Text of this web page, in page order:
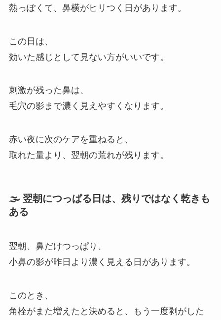
熱っぽくて、鼻横がヒリつく日があります。
この日は、
効いた感じとして見ない方がいいです。
刺激が残った鼻は、
毛穴の影まで濃く見えやすくなります。
赤い夜に次のケアを重ねると、
取れた量より、翌朝の荒れが残ります。
🌫 翌朝につっぱる日は、残りではなく乾きも
ある
翌朝、鼻だけつっぱり、
小鼻の影が昨日より濃く見える日があります。
このとき、
角栓がまた増えたと決めると、もう一度剥がした